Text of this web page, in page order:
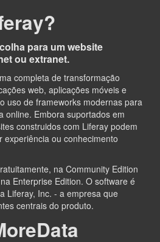
para um website
ou extranet.
completa de transformação
web, aplicações móveis e
uso de frameworks modernas para
online. Embora suportados em
construidos com Liferay podem
experiência ou conhecimento
na Community Edition
Enterprise Edition. O software é
Liferay, Inc. - a empresa que
centrais do produto.